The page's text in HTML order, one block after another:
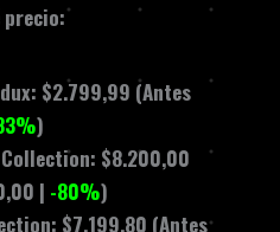
$2.799,99 (Antes
)
$8.200,00
| -80%)
$7.199,80 (Antes